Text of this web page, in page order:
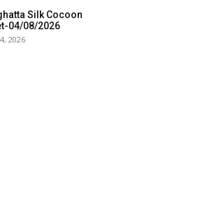
Silk Cocoon
04/08/2026
2026